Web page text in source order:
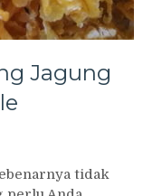
Jagung
tidak